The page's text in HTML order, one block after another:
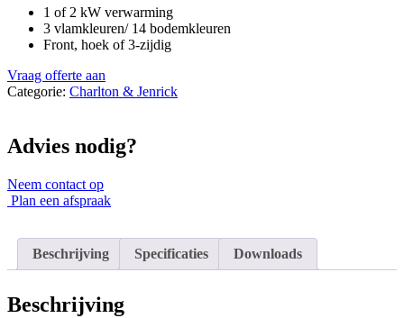
1 of 2 kW verwarming
3 vlamkleuren/ 14 bodemkleuren
Front, hoek of 3-zijdig
Vraag offerte aan
Categorie: Charlton & Jenrick
Advies nodig?
Neem contact op
Plan een afspraak
Beschrijving Specificaties Downloads
Beschrijving